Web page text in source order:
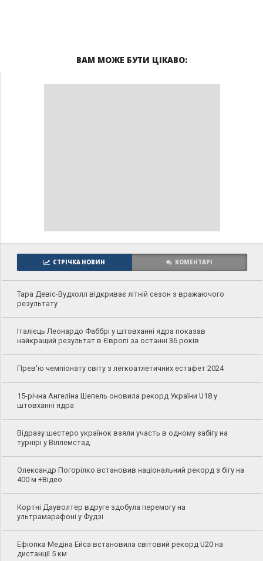
ВАМ МОЖЕ БУТИ ЦІКАВО:
СТРІЧКА НОВИН КОМЕНТАРІ
Тара Девіс-Вудхолл відкриває літній сезон з вражаючого
результату
Італієць Леонардо Фаббрі у штовханні ядра показав
найкращий результат в Європі за останні 36 років
Прев'ю чемпіонату світу з легкоатлетичних естафет 2024
15-річна Ангеліна Шепель оновила рекорд України U18 у
штовханні ядра
Відразу шестеро українок взяли участь в одному забігу на
турнірі у Віллемстад
Олександр Погорілко встановив національний рекорд з бігу на
400 м +Відео
Кортні Дауволтер вдруге здобула перемогу на
ультрамарафоні у Фудзі
Ефіопка Медіна Ейса встановила світовий рекорд U20 на
дистанції 5 км